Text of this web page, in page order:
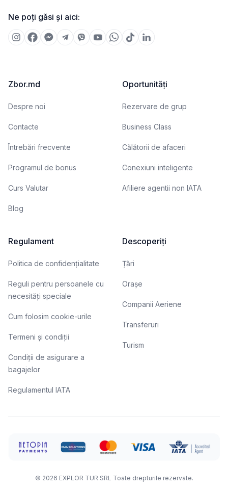
Ne poți găsi și aici:
Zbor.md
Despre noi
Contacte
Întrebări frecvente
Programul de bonus
Curs Valutar
Blog
Oportunități
Rezervare de grup
Business Class
Călătorii de afaceri
Conexiuni inteligente
Afiliere agentii non IATA
Regulament
Politica de confidențialitate
Reguli pentru persoanele cu
necesități speciale
Cum folosim cookie-urile
Termeni și condiții
Condiții de asigurare a
bagajelor
Regulamentul IATA
Descoperiți
Țări
Orașe
Companii Aeriene
Transferuri
Turism
© 2026 EXPLOR TUR SRL Toate drepturile rezervate.